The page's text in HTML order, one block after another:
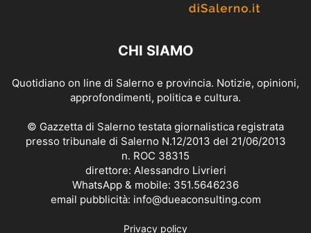
CHI SIAMO
Quotidiano on line di Salerno e provincia. Notizie, opinioni,
approfondimenti, politica e cultura.
© Gazzetta di Salerno testata giornalistica registrata
presso tribunale di Salerno N.12/2013 del 21/06/2013
n. ROC 38315
direttore: Alessandro Livrieri
WhatsApp & mobile: 351.5646236
email pubblicità: info@dueaconsulting.com
Privacy policy